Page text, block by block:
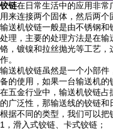
铰链在日常生活中的应用非常
用来连接两个固体，然后两个
输送机铰链一般是由不锈钢
处理，主要的处理方法是在
铬，镀镍和拉丝抛光等工艺
作。
输送机铰链虽然是一个小部
备的使用，如果一台输送机的
在五金行业中，输送机铰链占
的广泛性，那输送线的铰链和
根据不同的类型，我们可以把
1，滑入式铰链、卡式铰链；